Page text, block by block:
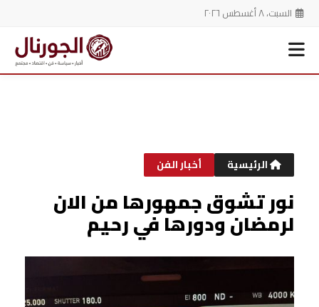
السبت، ٨ أغسطس ٢٠٢٦
الرئيسية أخبار الفن
نور تشوق جمهورها من الان
لرمضان ودورها في رحيم